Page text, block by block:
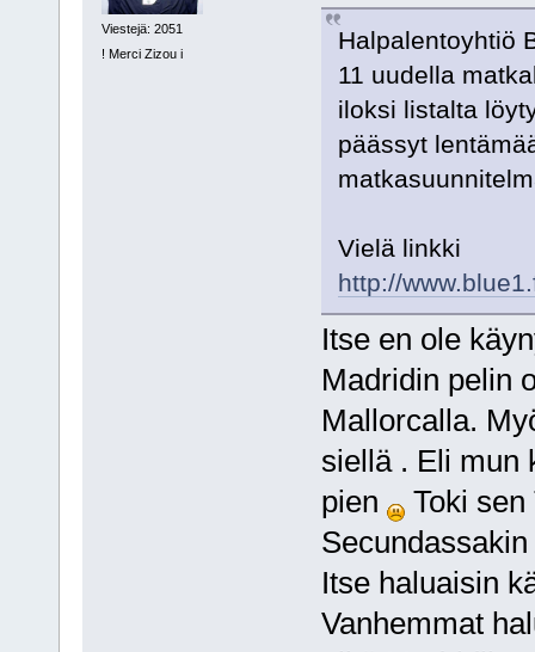
Viestejä: 2051
! Merci Zizou i
Halpalentoyhtiö
11 uudella
iloksi listalta
päässyt
Vielä linkki
http://
Itse en ole
Madridin pelin
Mallorcalla.
siellä . Eli mun
pien
Toki sen
Itse haluaisin
Vanhemmat